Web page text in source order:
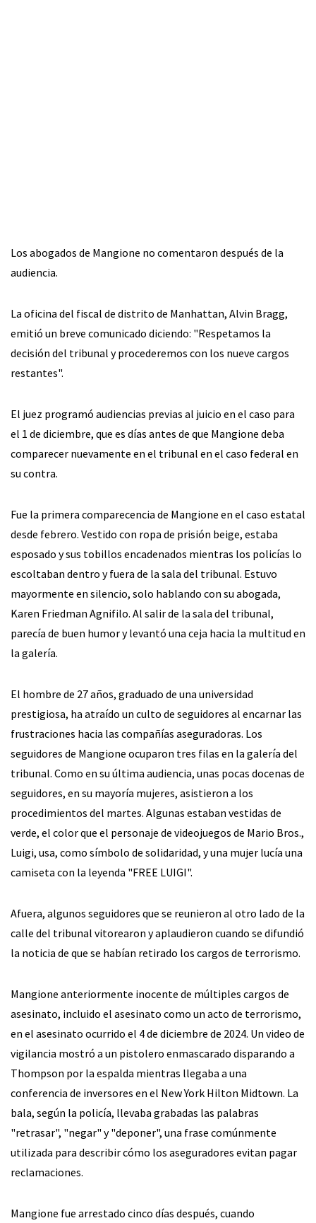
Los abogados de Mangione no comentaron después de la
audiencia.
La oficina del fiscal de distrito de Manhattan, Alvin Bragg,
emitió un breve comunicado diciendo: "Respetamos la
decisión del tribunal y procederemos con los nueve cargos
restantes".
El juez programó audiencias previas al juicio en el caso para
el 1 de diciembre, que es días antes de que Mangione deba
comparecer nuevamente en el tribunal en el caso federal en
su contra.
Fue la primera comparecencia de Mangione en el caso estatal
desde febrero. Vestido con ropa de prisión beige, estaba
esposado y sus tobillos encadenados mientras los policías lo
escoltaban dentro y fuera de la sala del tribunal. Estuvo
mayormente en silencio, solo hablando con su abogada,
Karen Friedman Agnifilo. Al salir de la sala del tribunal,
parecía de buen humor y levantó una ceja hacia la multitud en
la galería.
El hombre de 27 años, graduado de una universidad
prestigiosa, ha atraído un culto de seguidores al encarnar las
frustraciones hacia las compañías aseguradoras. Los
seguidores de Mangione ocuparon tres filas en la galería del
tribunal. Como en su última audiencia, unas pocas docenas de
seguidores, en su mayoría mujeres, asistieron a los
procedimientos del martes. Algunas estaban vestidas de
verde, el color que el personaje de videojuegos de Mario Bros.,
Luigi, usa, como símbolo de solidaridad, y una mujer lucía una
camiseta con la leyenda "FREE LUIGI".
Afuera, algunos seguidores que se reunieron al otro lado de la
calle del tribunal vitorearon y aplaudieron cuando se difundió
la noticia de que se habían retirado los cargos de terrorismo.
Mangione anteriormente inocente de múltiples cargos de
asesinato, incluido el asesinato como un acto de terrorismo,
en el asesinato ocurrido el 4 de diciembre de 2024. Un video de
vigilancia mostró a un pistolero enmascarado disparando a
Thompson por la espalda mientras llegaba a una
conferencia de inversores en el New York Hilton Midtown. La
bala, según la policía, llevaba grabadas las palabras
"retrasar", "negar" y "deponer", una frase comúnmente
utilizada para describir cómo los aseguradores evitan pagar
reclamaciones.
Mangione fue arrestado cinco días después, cuando